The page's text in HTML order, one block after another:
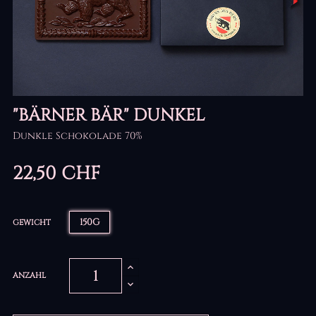
"BÄRNER BÄR" DUNKEL
Dunkle Schokolade 70%
22,50 CHF
GEWICHT 150G
ANZAHL